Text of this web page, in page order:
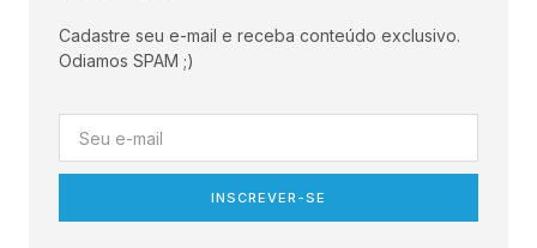
Cadastre seu e-mail e receba conteúdo exclusivo.
Odiamos SPAM ;)
INSCREVER-SE